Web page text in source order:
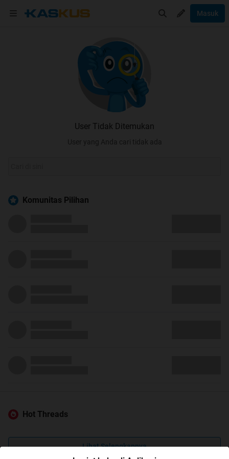
Masuk
User Tidak Ditemukan
User yang Anda cari tidak ada
Komunitas Pilihan
Hot Threads
Lihat Selengkapnya